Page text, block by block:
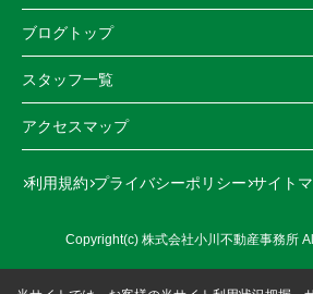
ブログトップ
スタッフ一覧
アクセスマップ
利用規約 プライバシーポリシー サイト
Copyright(c) 株式会社小川不動産事務所